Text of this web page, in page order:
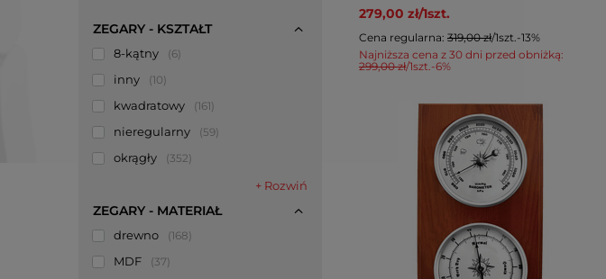
ZEGARY - KSZTAŁT
8-kątny 6
inny 10
kwadratowy 161
nieregularny 59
okrągły 352
+ Rozwiń
ZEGARY - MATERIAŁ
drewno 168
MDF 37
279,00 zł/1szt.
Najniższa cena z 30 dni przed obniżką:
299,00 zł/1szt.-6%
Cena regularna: 319,00 zł/1szt.-13%